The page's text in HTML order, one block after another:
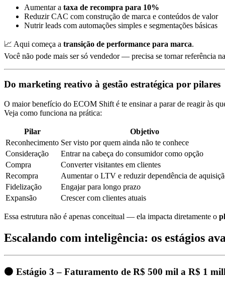
Aumentar a taxa de recompra para 10%
Reduzir CAC com construção de marca e conteúdos de valor
Nutrir leads com automações simples e segmentações básicas
📈 Aqui começa a transição de performance para marca.
Você não pode mais ser só vendedor — precisa se tornar referência
Do marketing reativo à gestão estratégica por pilares
O maior benefício do ECOM Shift é te ensinar a parar de reagir às
Veja como funciona na prática:
Pilar
Objetivo
Reconhecimento Ser visto por quem ainda não te conhece
Consideração
Entrar na cabeça do consumidor como opção
Compra
Converter visitantes em clientes
Recompra
Aumentar o LTV e reduzir dependência de
Fidelização
Engajar para longo prazo
Expansão
Crescer com clientes atuais
Essa estrutura não é apenas conceitual — ela impacta diretamente o
Escalando com inteligência: os estágios
🟠 Estágio 3 – Faturamento de R$ 500 mil a R$ 1